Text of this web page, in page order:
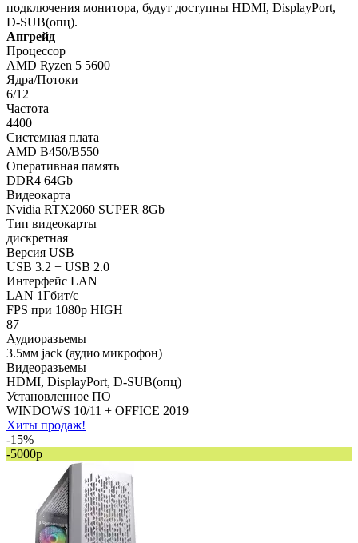
подключения монитора, будут доступны HDMI, DisplayPort,
D-SUB(опц).
Апгрейд
Процессор
AMD Ryzen 5 5600
Ядра/Потоки
6/12
Частота
4400
Системная плата
AMD B450/B550
Оперативная память
DDR4 64Gb
Видеокарта
Nvidia RTX2060 SUPER 8Gb
Тип видеокарты
дискретная
Версия USB
USB 3.2 + USB 2.0
Интерфейс LAN
LAN 1Гбит/с
FPS при 1080p HIGH
87
Аудиоразъемы
3.5мм jack (аудио|микрофон)
Видеоразъемы
HDMI, DisplayPort, D-SUB(опц)
Установленное ПО
WINDOWS 10/11 + OFFICE 2019
Хиты продаж!
-15%
-5000р